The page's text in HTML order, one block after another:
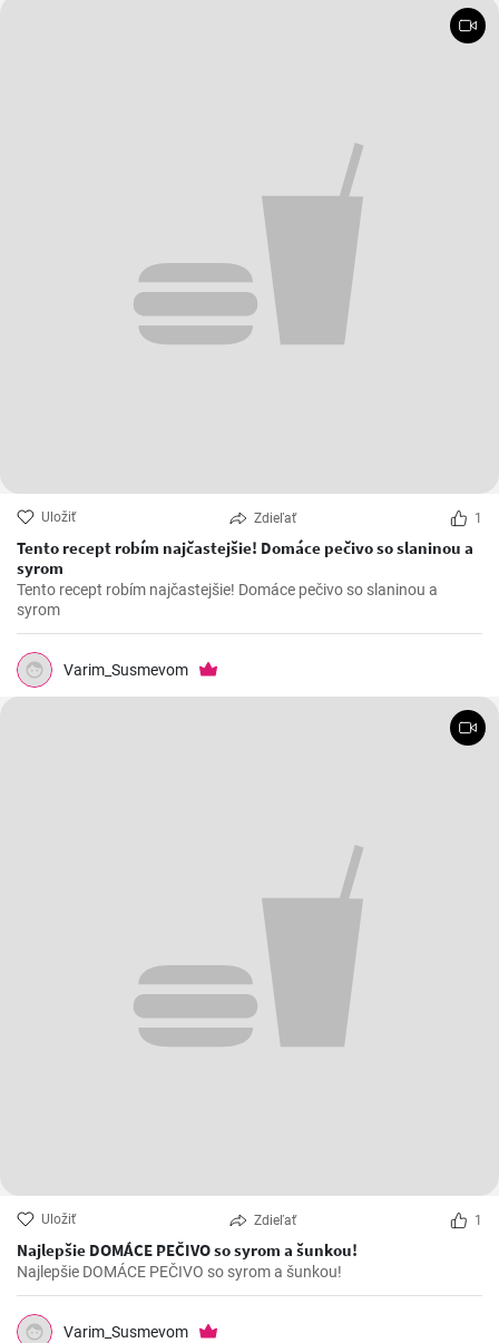
Uložiť Zdieľať 1
Tento recept robím najčastejšie! Domáce pečivo so slaninou a
syrom
Tento recept robím najčastejšie! Domáce pečivo so slaninou a
syrom
Varim_Susmevom
Uložiť Zdieľať 1
Najlepšie DOMÁCE PEČIVO so syrom a šunkou!
Najlepšie DOMÁCE PEČIVO so syrom a šunkou!
Varim_Susmevom